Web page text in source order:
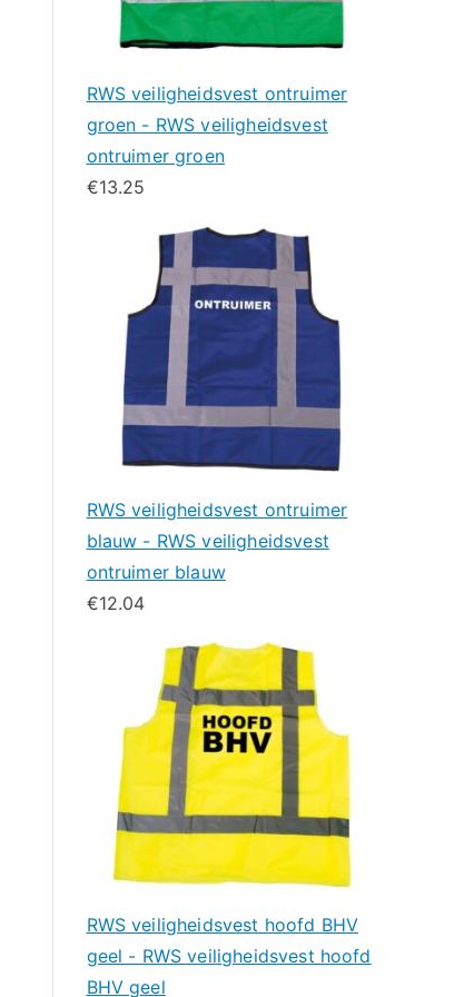
RWS veiligheidsvest ontruimer
groen - RWS veiligheidsvest
ontruimer groen
€13.25
RWS veiligheidsvest ontruimer
blauw - RWS veiligheidsvest
ontruimer blauw
€12.04
RWS veiligheidsvest hoofd BHV
geel - RWS veiligheidsvest hoofd
BHV geel